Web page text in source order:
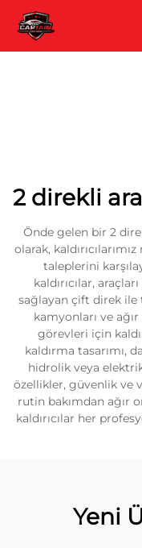
2 direkli
Önde gelen bir 2
olarak,
taleplerini
kaldırıcılar,
sağlayan çift direk ile
kamyonları ve
görevleri için
kaldırma tasarımı,
hidrolik veya
özellikler, güvenlik ve
rutin bakımdan ağır
kaldırıcılar her
Yeni